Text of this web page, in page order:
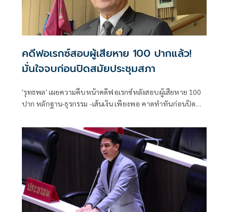
คดีฟอเรกซ์สอบผู้เสียหาย 100 ปากแล้ว!
มั่นใจจบก่อนปิดสมัยประชุมสภา
'รุทธพล' เผยความคืบหน้าคดีฟอเรกซ์หลังสอบผู้เสียหาย 100
ปาก หลักฐาน-ธุรกรรม -เส้นเงิน เพียงพอ คาดทำทันก่อนปิด
ตอบ